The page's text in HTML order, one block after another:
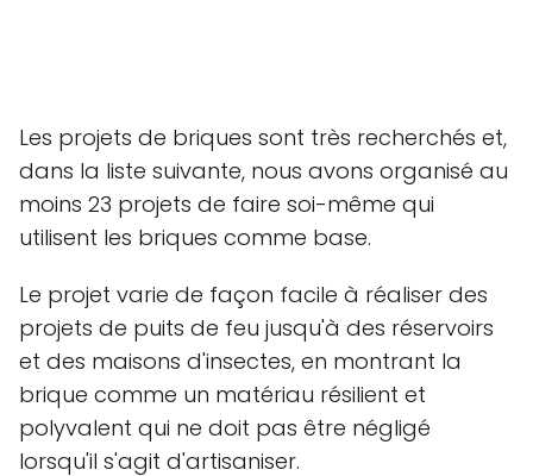
Les projets de briques sont très recherchés et,
dans la liste suivante, nous avons organisé au
moins 23 projets de faire soi-même qui
utilisent les briques comme base.
Le projet varie de façon facile à réaliser des
projets de puits de feu jusqu'à des réservoirs
et des maisons d'insectes, en montrant la
brique comme un matériau résilient et
polyvalent qui ne doit pas être négligé
lorsqu'il s'agit d'artisaniser.